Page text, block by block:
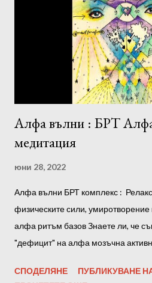
Създателя. И докато се държим
свобода на избор е моя
деца, за моите родители. И ще
ръцете ми да са във властта на
сърцето ми през всичките дни, ...
Алфа вълни : БРТ
медитация
юни 28, 2022
Алфа вълни БРТ комплекс : Релакс
физическите сили,
алфа ритъм базов Знаете ли, че
"дефицит" на алфа мозъчна
мозъчните ритми (8-12Hz) : -8- 10
СПОДЕЛЯНЕ
ПУБЛИКУВАНЕ